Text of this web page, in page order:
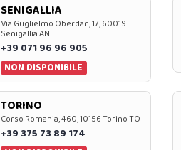
SENIGALLIA
Via Guglielmo Oberdan, 17, 60019
Senigallia AN
+39 071 96 96 905
NON DISPONIBILE
TORINO
Corso Romania, 460, 10156 Torino TO
+39 375 73 89 174